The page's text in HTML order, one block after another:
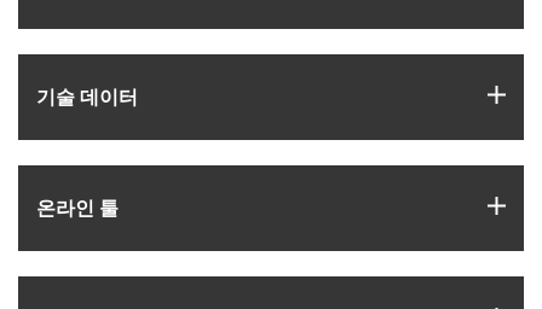
기술 데이터
온라인 툴